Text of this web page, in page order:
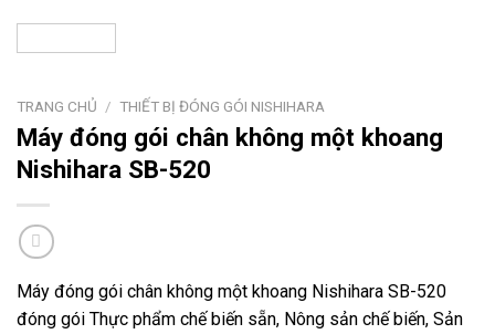
TRANG CHỦ / THIẾT BỊ ĐÓNG GÓI NISHIHARA
Máy đóng gói chân không một khoang
Nishihara SB-520
Máy đóng gói chân không một khoang Nishihara SB-520
đóng gói Thực phẩm chế biến sẵn, Nông sản chế biến, Sản